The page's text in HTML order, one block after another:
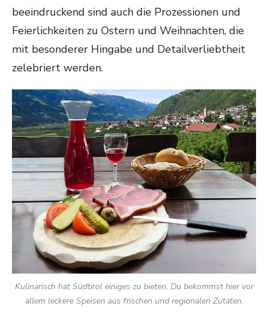
beeindruckend sind auch die Prozessionen und
Feierlichkeiten zu Ostern und Weihnachten, die
mit besonderer Hingabe und Detailverliebtheit
zelebriert werden.
Kulinarisch hat Südtirol einiges zu bieten. Du bekommst hier vor
allem leckere Speisen aus frischen und regionalen Zutaten.